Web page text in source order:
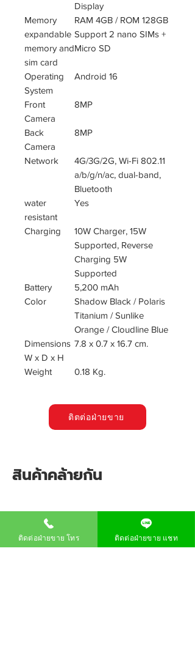
Display
Memory
RAM 4GB / ROM 128GB
expandable
memory and
sim card
Support 2 nano SIMs +
Micro SD
Operating
System
Android 16
Front
Camera
8MP
Back
Camera
8MP
Network
4G/3G/2G, Wi-Fi 802.11
a/b/g/n/ac, dual-band,
Bluetooth
water
resistant
Yes
Charging
10W Charger, 15W
Supported, Reverse
Charging 5W
Supported
Battery
5,200 mAh
Color
Shadow Black / Polaris
Titanium / Sunlike
Orange / Cloudline Blue
Dimensions
W x D x H
7.8 x 0.7 x 16.7 cm.
Weight 0.18 Kg.
ติตต่อฝ่ายขาย
สินค้าคล้ายกัน
ติดต่อฝ่ายขาย โทร ติดต่อฝ่ายขาย แชท